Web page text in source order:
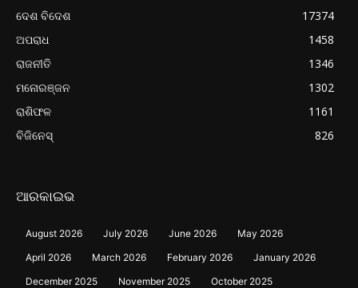
ଦେଶ ବିଦେଶ
17374
ଅପରାଧ
1458
ରାଜନୀତି
1346
ମନୋରଞ୍ଜନ
1302
ରାଶିଫଳ
1161
ବିଜିନେସ୍
826
ଆରକାଇଭ
August 2026 July 2026 June 2026
May 2026
April 2026
March 2026 February 2026
January 2026
December 2025
November 2025
October 2025